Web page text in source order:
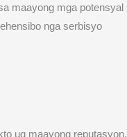
maayong mga
nga serbisyo
ug maayong